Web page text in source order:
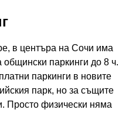
в центъра на Сочи има
общински паркинги до 8 ч.
паркинги в новите
парк, но за същите
Просто физически няма